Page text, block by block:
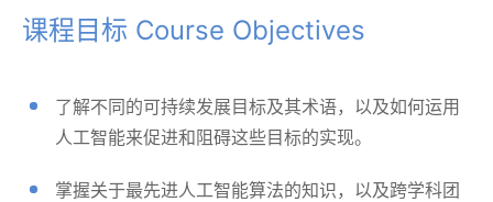
课程目标 Course Objectives
了解不同的可持续发展目标及其术语，以及如何运用
人工智能来促进和阻碍这些目标的实现。
掌握关于最先进人工智能算法的知识，以及跨学科团